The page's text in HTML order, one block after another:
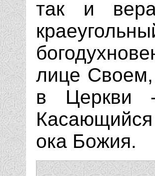
так и вера
лице Своем,
в Церкви
ока Божия.